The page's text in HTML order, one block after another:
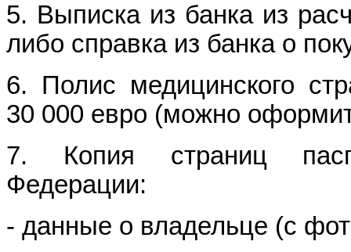
5. Выписка из банка из
либо справка из банка о
6. Полис медицинского
30 000 евро (можно
7. Копия страниц
Федерации:
- данные о владельце (с